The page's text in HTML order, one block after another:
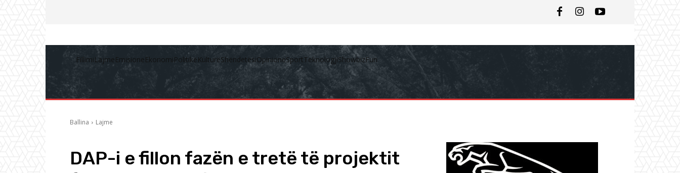
FillimiLajmeEmisioneEkonomiPolitikëKulturëShëndetësiOpinioneSportTeknologjiShowbizFun
Ballina Lajme
DAP-i e fillon fazën e tretë të projektit